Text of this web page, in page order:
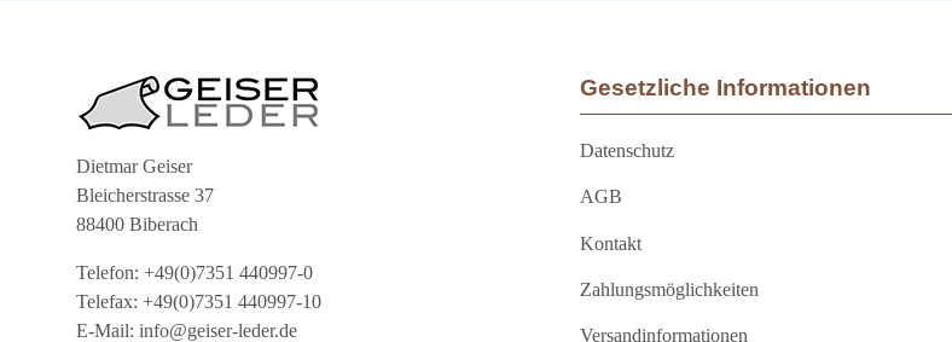
Dietmar Geiser
Bleicherstrasse 37
88400 Biberach
Telefon: +49(0)7351 440997-0
Telefax: +49(0)7351 440997-10
E-Mail: info@geiser-leder.de
Gesetzliche Informationen
Datenschutz
AGB
Kontakt
Zahlungsmöglichkeiten
Versandinformationen